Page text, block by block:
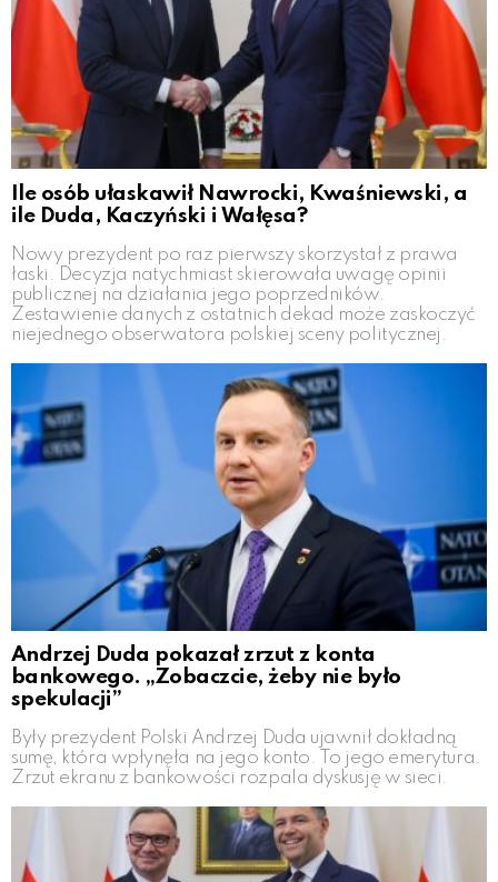
Ile osób ułaskawił Nawrocki, Kwaśniewski, a
ile Duda, Kaczyński i Wałęsa?
Nowy prezydent po raz pierwszy skorzystał z prawa
łaski. Decyzja natychmiast skierowała uwagę opinii
publicznej na działania jego poprzedników.
Zestawienie danych z ostatnich dekad może zaskoczyć
niejednego obserwatora polskiej sceny politycznej.
Andrzej Duda pokazał zrzut z konta
bankowego. „Zobaczcie, żeby nie było
spekulacji”
Były prezydent Polski Andrzej Duda ujawnił dokładną
sumę, która wpłynęła na jego konto. To jego emerytura.
Zrzut ekranu z bankowości rozpala dyskusję w sieci.